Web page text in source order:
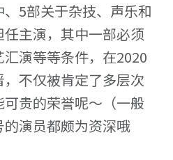
5部关于杂技、声乐和
主演，其中一部必须
演等等条件，在2020
不仅被肯定了多层次
贵的荣誉呢～（一般
演员都颇为资深哦